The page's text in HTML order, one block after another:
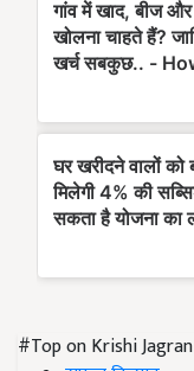
#Top on Krishi Jagran